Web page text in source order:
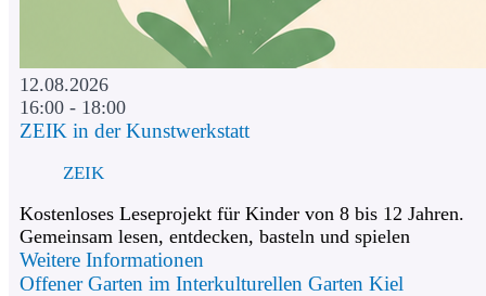
12.08.2026
16:00 - 18:00
ZEIK in der Kunstwerkstatt
ZEIK
Kostenloses Leseprojekt für Kinder von 8 bis 12 Jahren.
Gemeinsam lesen, entdecken, basteln und spielen
Weitere Informationen
Offener Garten im Interkulturellen Garten Kiel